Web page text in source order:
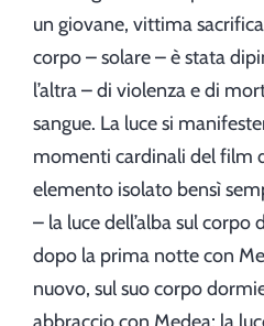
un giovane, vittima
corpo – solare – è stata
l’altra – di violenza e di
sangue. La luce si
momenti cardinali del film
elemento isolato bensì
– la luce dell’alba sul corpo
dopo la prima notte con
nuovo, sul suo corpo